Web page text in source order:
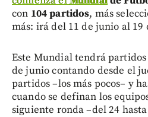
con 104 partidos, más
más: irá del 11 de junio al 19
Este Mundial tendrá partidos
de junio contando desde el
partidos –los más pocos– y
cuando se definan los
siguiente ronda –del 24